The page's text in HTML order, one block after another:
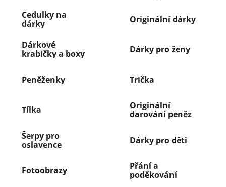
Cedulky na
dárky
Originální dárky
Dárkové
krabičky a boxy
Dárky pro ženy
Peněženky Trička
Tílka
Originální
darování peněz
Šerpy pro
oslavence
Dárky pro děti
Fotoobrazy
Přání a
poděkování